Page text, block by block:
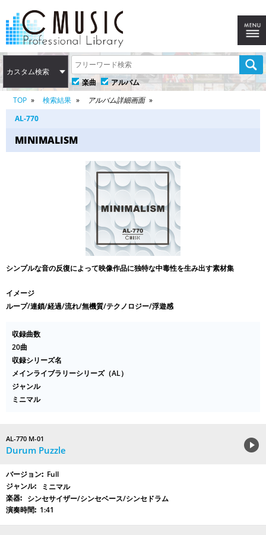
カスタム検索
楽曲
アルバム
TOP
検索結果
アルバム詳細画面
AL-770
MINIMALISM
シンプルな音の反復によって映像作品に独特な中毒性を生み出す素材集
イメージ
ループ/連鎖/経過/流れ/無機質/テクノロジー/浮遊感
収録曲数
20曲
収録シリーズ名
メインライブラリーシリーズ（AL）
ジャンル
ミニマル
AL-770 M-01
Durum Puzzle
Full
ミニマル
シンセサイザー/シンセベース/シンセドラム
1:41